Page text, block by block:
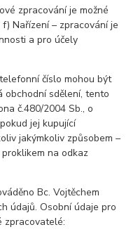
zpracování je možné
Nařízení – zpracování je
a pro účely
číslo mohou být
obchodní sdělení, tento
č.480/2004 Sb., o
jej kupující
jakýmkoliv způsobem –
na odkaz
Bc. Vojtěchem
údajů. Osobní údaje pro
zpracovatelé: